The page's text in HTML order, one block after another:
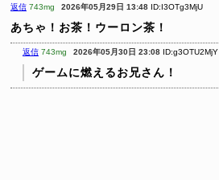
返信 743mg 2026年05月29日 13:48 ID:I3OTg3MjU
あちゃ！お茶！ウーロン茶！
返信 743mg 2026年05月30日 23:08 ID:g3OTU2MjY
ゲームに燃えるお兄さん！